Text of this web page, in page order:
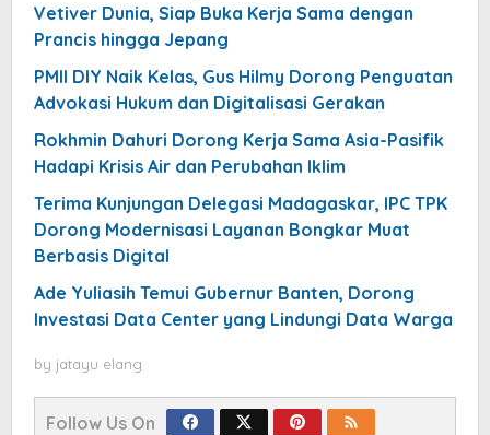
Vetiver Dunia, Siap Buka Kerja Sama dengan
Prancis hingga Jepang
PMII DIY Naik Kelas, Gus Hilmy Dorong Penguatan
Advokasi Hukum dan Digitalisasi Gerakan
Rokhmin Dahuri Dorong Kerja Sama Asia-Pasifik
Hadapi Krisis Air dan Perubahan Iklim
Terima Kunjungan Delegasi Madagaskar, IPC TPK
Dorong Modernisasi Layanan Bongkar Muat
Berbasis Digital
Ade Yuliasih Temui Gubernur Banten, Dorong
Investasi Data Center yang Lindungi Data Warga
by jatayu elang
Follow Us On